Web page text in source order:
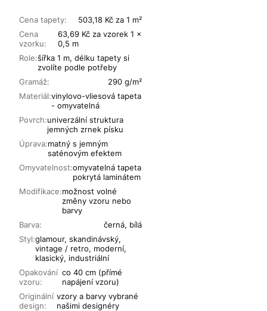
Cena tapety:
503,18 Kč za 1 m²
Cena
vzorku:
63,69 Kč za vzorek 1 x
0,5 m
Role:šířka 1 m, délku tapety si
zvolíte podle potřeby
Materiál:vinylovo-vliesová tapeta
- omyvatelná
Povrch:univerzální struktura
jemných zrnek písku
Úprava:matný s jemným
saténovým efektem
Omyvatelnost:omyvatelná tapeta
pokrytá laminátem
Modifikace:možnost volné
změny vzoru nebo
barvy
Barva:
černá, bílá
Opakování
vzoru:
co 40 cm (přímé
napájení vzoru)
Originální
design:
vzory a barvy vybrané
našimi designéry
Gramáž: 290 g/m²
Styl:glamour, skandinávský,
vintage / retro, moderní,
klasický, industriální